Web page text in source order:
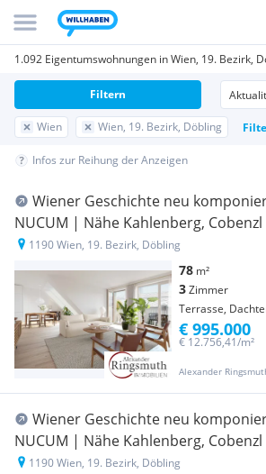
1.092 Eigentumswohnungen in Wien, 19. Bezirk,
Wien Wien, 19. Bezirk, Döbling
Filtern
Infos zur Reihung der Anzeigen
Wiener Geschichte neu
NUCUM | Nähe Kahlenberg,
Beethovengang | ERSTBEZUG
1190 Wien, 19. Bezirk, Döbling
78 m²
3Zimmer
Terrasse,
Alexander
€ 12.756,41/m²
€ 995.000
Wiener Geschichte neu
NUCUM | Nähe Kahlenberg,
Beethovengang | ERSTBEZUG
1190 Wien, 19. Bezirk, Döbling